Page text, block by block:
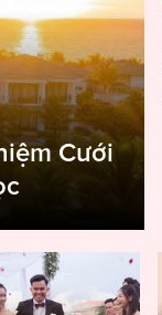
Cưới